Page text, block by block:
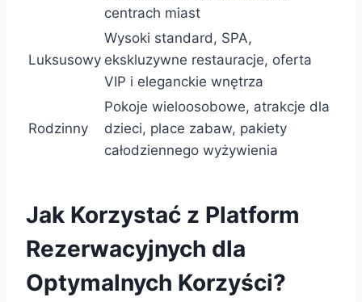
centrach miast
Luksusowy
Wysoki standard, SPA,
ekskluzywne restauracje, oferta
VIP i eleganckie wnętrza
Rodzinny
Pokoje wieloosobowe, atrakcje dla
dzieci, place zabaw, pakiety
całodziennego wyżywienia
Jak Korzystać z Platform
Rezerwacyjnych dla
Optymalnych Korzyści?